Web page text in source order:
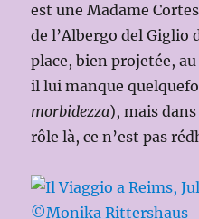
est une Madame
de l’Albergo del Giglio
place, bien projetée,
il lui manque
morbidezza), mais
rôle là, ce n’est pas